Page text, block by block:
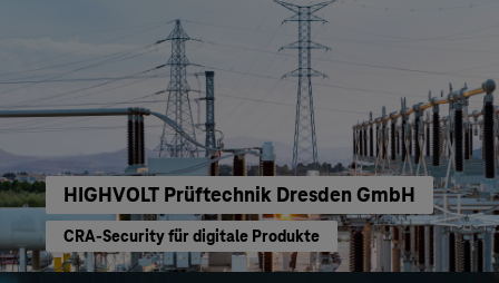
HIGHVOLT Prüftechnik Dresden GmbH
CRA-Security für digitale Produkte